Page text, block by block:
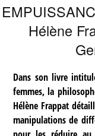
Hélène
Dans son livre
femmes, la
Hélène Frappat
manipulations de